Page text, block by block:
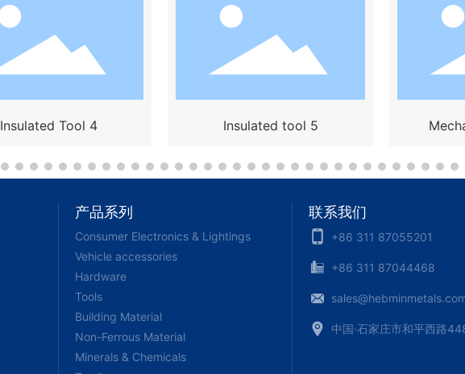
Insulated Tool 4 Insulated tool 5
产品系列
Consumer Electronics & Lightings
Vehicle accessories
Hardware
Tools
Building Material
Non-Ferrous Material
Minerals & Chemicals
联系我们
+86 311 87055201
+86 311 87044468
中国·石家庄市和平西路